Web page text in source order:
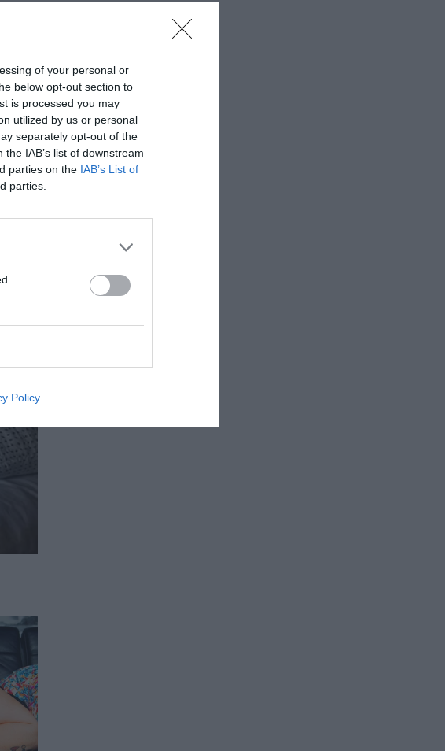
of your personal or
below opt-out section to
is processed you may
utilized by us or personal
separately opt-out of the
IAB’s list of downstream
parties on the IAB’s List of
parties.
Policy